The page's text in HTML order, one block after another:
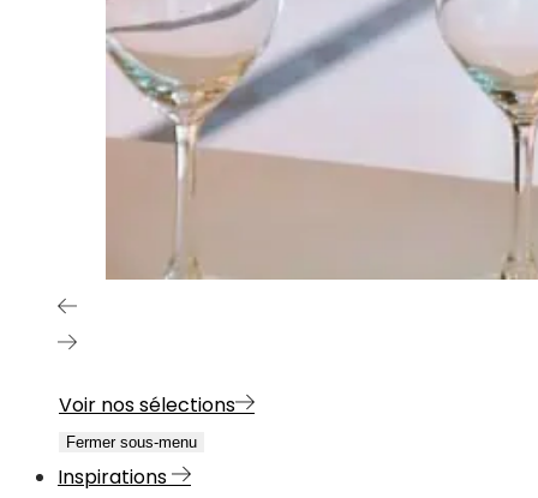
Voir nos sélections
Fermer sous-menu
Inspirations